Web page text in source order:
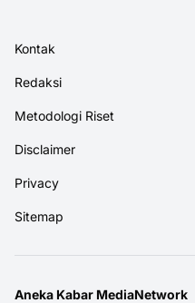
Kontak
Redaksi
Metodologi Riset
Disclaimer
Privacy
Sitemap
Aneka Kabar MediaNetwork